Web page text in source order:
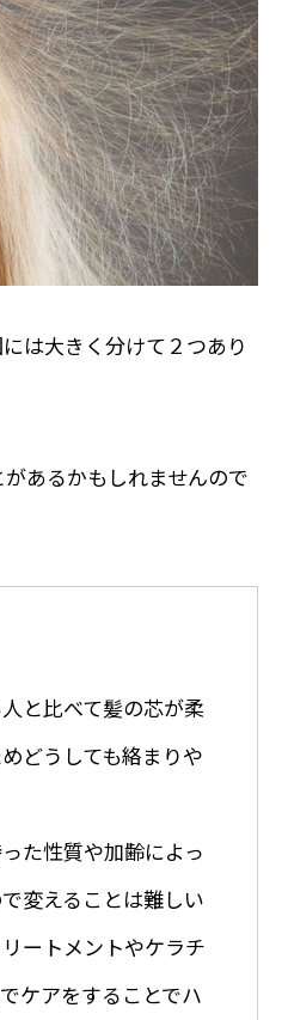
は大きく分けて２つあり
あるかもしれませんので
と比べて髪の芯が柔
どうしても絡まりや
た性質や加齢によっ
変えることは難しい
ートメントやケラチ
ケアをすることでハ